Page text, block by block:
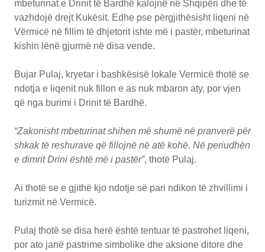
mbeturinat e Drinit të Bardhë kalojnë në Shqipëri dhe të
vazhdojë drejt Kukësit. Edhe pse përgjithësisht liqeni në
Vërmicë në fillim të dhjetorit ishte më i pastër, mbeturinat
kishin lënë gjurmë në disa vende.
Bujar Pulaj, kryetar i bashkësisë lokale Vermicë thotë se
ndotja e liqenit nuk fillon e as nuk mbaron aty, por vjen
që nga burimi i Drinit të Bardhë.
“Zakonisht mbeturinat shihen më shumë në pranverë për
shkak të reshurave që fillojnë në atë kohë. Në periudhën
e dimrit Drini është më i pastër”, thotë Pulaj.
Ai thotë se e gjithë kjo ndotje së pari ndikon të zhvillimi i
turizmit në Vermicë.
Pulaj thotë se disa herë është tentuar të pastrohet liqeni,
por ato janë pastrime simbolike dhe aksione ditore dhe